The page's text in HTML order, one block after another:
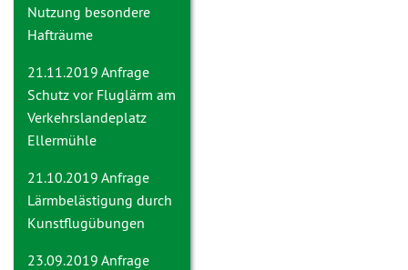
Nutzung besondere
Hafträume
21.11.2019 Anfrage
Schutz vor Fluglärm am
Verkehrslandeplatz
Ellermühle
21.10.2019 Anfrage
Lärmbelästigung durch
Kunstflugübungen
23.09.2019 Anfrage